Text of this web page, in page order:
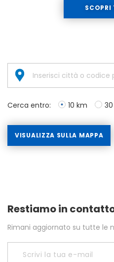
SCOPRI
Cerca entro: 10 km
VISUALIZZA SULLA MAPPA
Restiamo in
Rimani aggiornato su tutte le